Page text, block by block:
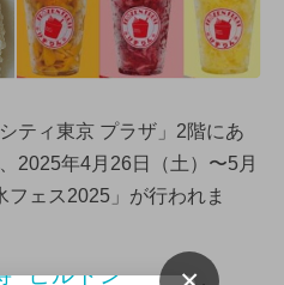
ティ東京 プラザ」2階にあ
2025年4月26日（土）〜5月
ェス2025」が行われま